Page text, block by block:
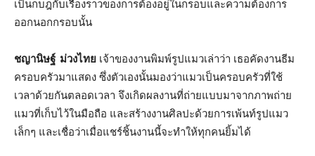
เป็นกบฎกับเรื่องราวของการต้องอยู่ในกรอบและความต้องการ
ออกนอกกรอบนั้น
ชญานิษฐ์ ม่วงไทย เจ้าของงานพิมพ์รูปแมวเล่าว่า เธอคัดงานธีม
ครอบครัวมาแสดง ซึ่งตัวเองนั้นมองว่าแมวเป็นครอบครัวที่ใช้
เวลาด้วยกันตลอดเวลา จึงเกิดผลงานที่ถ่ายแบบมาจากภาพถ่าย
แมวที่เก็บไว้ในมือถือ และสร้างงานศิลปะด้วยการเพ้นท์รูปแมว
เล็กๆ และเชื่อว่าเมื่อแชร์ชิ้นงานนี้จะทำให้ทุกคนยิ้มได้